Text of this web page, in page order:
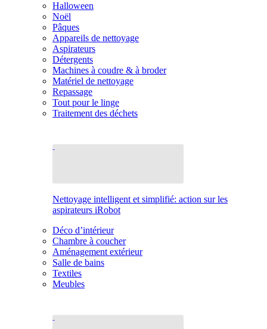
Halloween
Noël
Pâques
Appareils de nettoyage
Aspirateurs
Détergents
Machines à coudre & à broder
Matériel de nettoyage
Repassage
Tout pour le linge
Traitement des déchets
Nettoyage intelligent et simplifié: action sur les
aspirateurs iRobot
Déco d’intérieur
Chambre à coucher
Aménagement extérieur
Salle de bains
Textiles
Meubles